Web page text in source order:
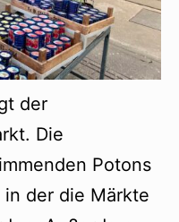
der
Die
Potons
der die Märkte